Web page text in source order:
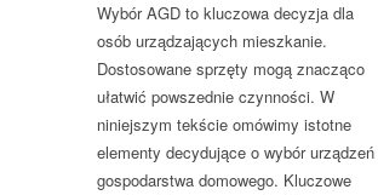
Wybór AGD to kluczowa decyzja dla
osób urządzających mieszkanie.
Dostosowane sprzęty mogą znacząco
ułatwić powszednie czynności. W
niniejszym tekście omówimy istotne
elementy decydujące o wybór urządzeń
gospodarstwa domowego. Kluczowe